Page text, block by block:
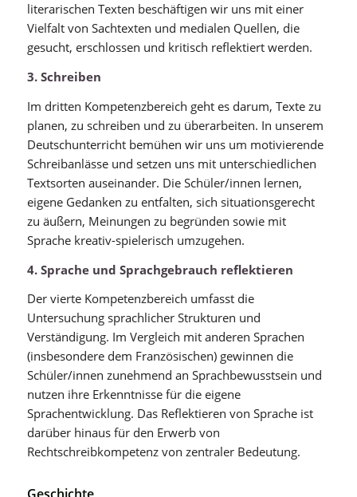
literarischen Texten beschäftigen wir uns mit einer
Vielfalt von Sachtexten und medialen Quellen, die
gesucht, erschlossen und kritisch reflektiert werden.
3. Schreiben
Im dritten Kompetenzbereich geht es darum, Texte zu
planen, zu schreiben und zu überarbeiten. In unserem
Deutschunterricht bemühen wir uns um motivierende
Schreibanlässe und setzen uns mit unterschiedlichen
Textsorten auseinander. Die Schüler/innen lernen,
eigene Gedanken zu entfalten, sich situationsgerecht
zu äußern, Meinungen zu begründen sowie mit
Sprache kreativ-spielerisch umzugehen.
4. Sprache und Sprachgebrauch reflektieren
Der vierte Kompetenzbereich umfasst die
Untersuchung sprachlicher Strukturen und
Verständigung. Im Vergleich mit anderen Sprachen
(insbesondere dem Französischen) gewinnen die
Schüler/innen zunehmend an Sprachbewusstsein und
nutzen ihre Erkenntnisse für die eigene
Sprachentwicklung. Das Reflektieren von Sprache ist
darüber hinaus für den Erwerb von
Rechtschreibkompetenz von zentraler Bedeutung.